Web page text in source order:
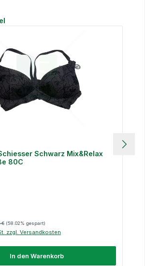
Schwarz Mix&Relax
80C
€ (58.02% gespart)
zzgl. Versandkosten
In den Warenkorb